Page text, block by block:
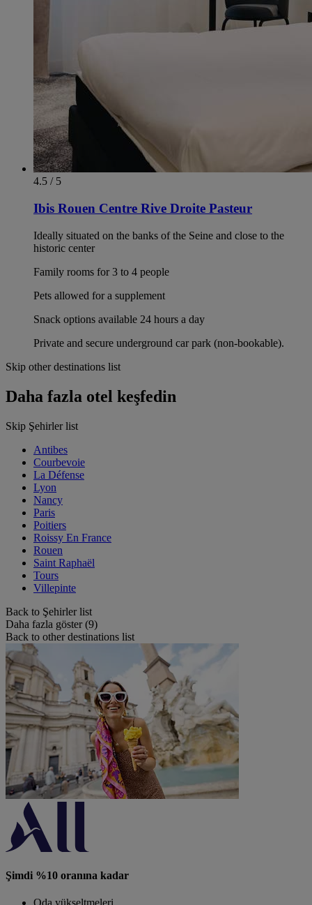
4.5 / 5
Ibis Rouen Centre Rive Droite Pasteur
Ideally situated on the banks of the Seine and close to the
historic center
Family rooms for 3 to 4 people
Pets allowed for a supplement
Snack options available 24 hours a day
Private and secure underground car park (non-bookable).
Skip other destinations list
Daha fazla otel keşfedin
Skip Şehirler list
Antibes
Courbevoie
La Défense
Lyon
Nancy
Paris
Poitiers
Roissy En France
Rouen
Saint Raphaël
Tours
Villepinte
Back to Şehirler list
Daha fazla göster (9)
Back to other destinations list
Şimdi %10 oranına kadar